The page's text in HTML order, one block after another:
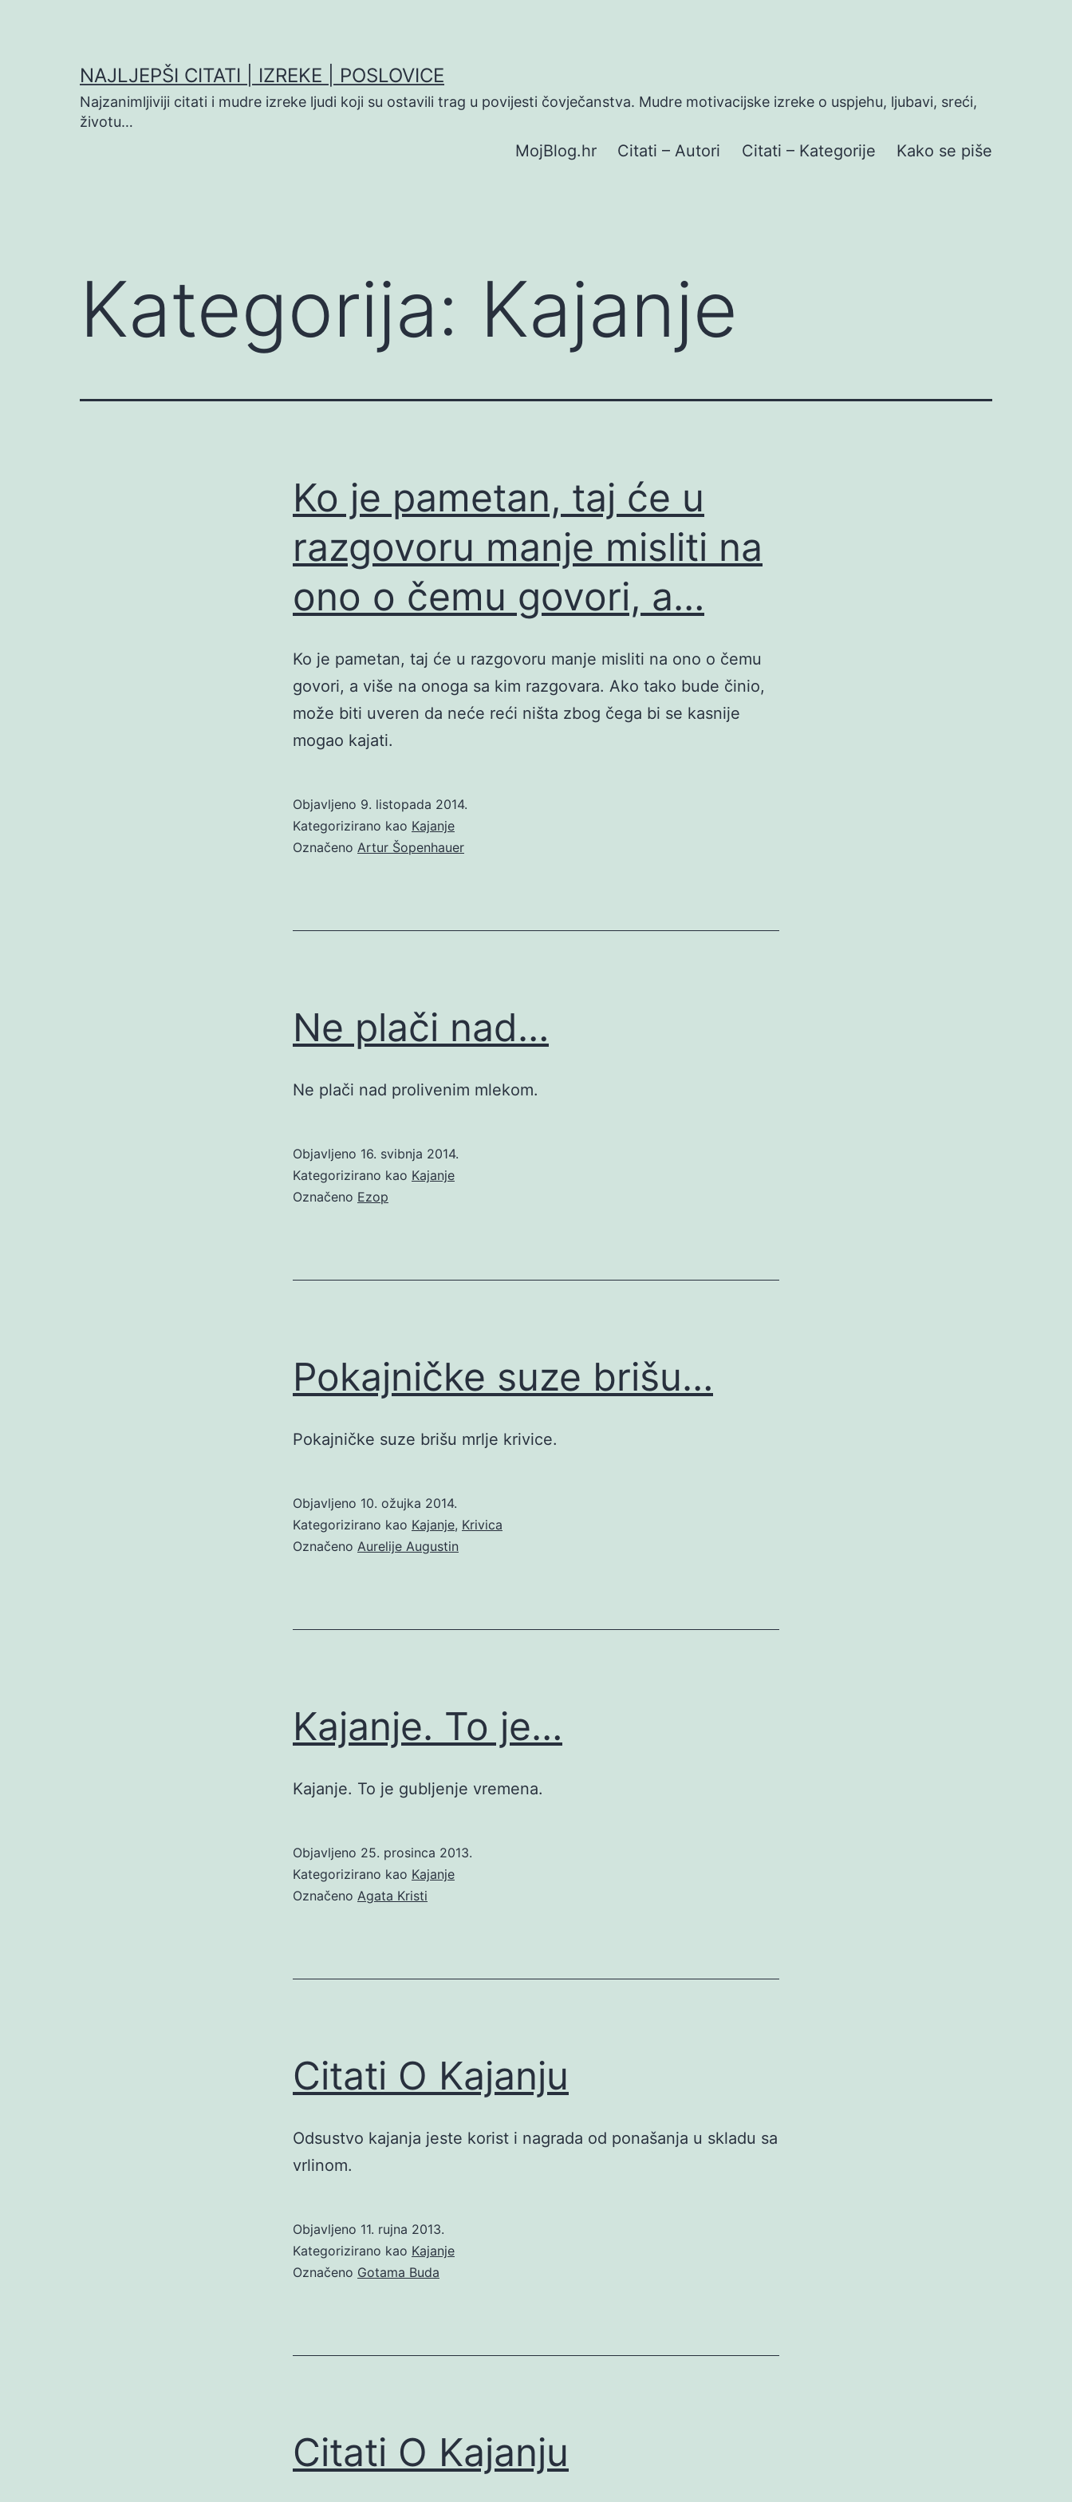
NAJLJEPŠI CITATI | IZREKE | POSLOVICE
Najzanimljiviji citati i mudre izreke ljudi koji su ostavili trag u povijesti čovječanstva. Mudre motivacijske izreke o uspjehu, ljubavi, sreći,
životu…
MojBlog.hr Citati – Autori Citati – Kategorije Kako se piše
Kategorija: Kajanje
Ko je pametan, taj će u
razgovoru manje misliti na
ono o čemu govori, a…
Ko je pametan, taj će u razgovoru manje misliti na ono o čemu
govori, a više na onoga sa kim razgovara. Ako tako bude činio,
može biti uveren da neće reći ništa zbog čega bi se kasnije
mogao kajati.
Objavljeno 9. listopada 2014.
Kategorizirano kao Kajanje
Označeno Artur Šopenhauer
Ne plači nad…
Ne plači nad prolivenim mlekom.
Objavljeno 16. svibnja 2014.
Kategorizirano kao Kajanje
Označeno Ezop
Pokajničke suze brišu…
Pokajničke suze brišu mrlje krivice.
Objavljeno 10. ožujka 2014.
Kategorizirano kao Kajanje, Krivica
Označeno Aurelije Augustin
Kajanje. To je…
Kajanje. To je gubljenje vremena.
Objavljeno 25. prosinca 2013.
Kategorizirano kao Kajanje
Označeno Agata Kristi
Citati O Kajanju
Odsustvo kajanja jeste korist i nagrada od ponašanja u skladu sa
vrlinom.
Objavljeno 11. rujna 2013.
Kategorizirano kao Kajanje
Označeno Gotama Buda
Citati O Kajanju